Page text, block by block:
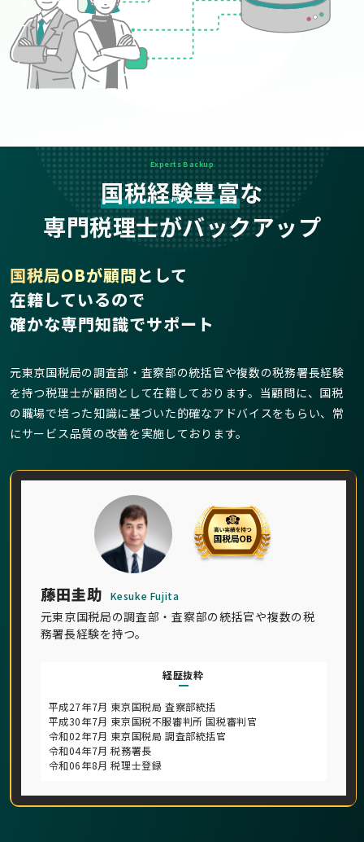
Experts Backup
国税経験豊富な
専門税理士がバックアップ
藤田圭助 Kesuke Fujita
元東京国税局の調査部・査察部の統括官や複数の税
務署長経験を持つ。
経歴抜粋
平成27年7月 東京国税局 査察部統括
平成30年7月 東京国税不服審判所 国税審判官
令和02年7月 東京国税局 調査部統括官
令和04年7月 税務署長
令和06年8月 税理士登録
国税局OBが顧問として
在籍しているので
確かな専門知識でサポート
元東京国税局の調査部・査察部の統括官や複数の税務署長経験
を持つ税理士が顧問として在籍しております。当顧問に、国税
の職場で培った知識に基づいた的確なアドバイスをもらい、常
にサービス品質の改善を実施しております。